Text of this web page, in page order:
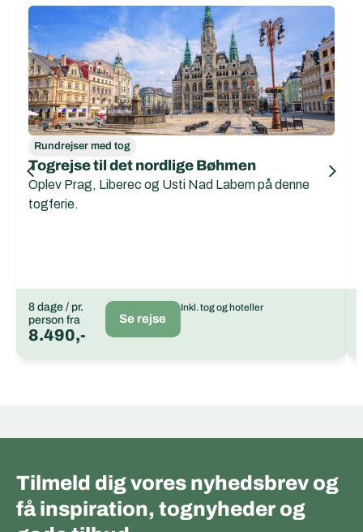
Rundrejser med tog
Togrejse til det nordlige Bøhmen
Oplev Prag, Liberec og Usti Nad Labem på denne
togferie.
8 dage / pr.
person fra
8.490,-
Se rejse
Inkl. tog og hoteller
Tilmeld dig vores nyhedsbrev og
få inspiration, tognyheder og